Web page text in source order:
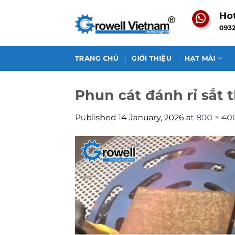
TRANG CHỦ GIỚI THIỆU HẠT MÀI
Phun cát đánh rỉ sắt
Published 14 January, 2026 at 800 ×